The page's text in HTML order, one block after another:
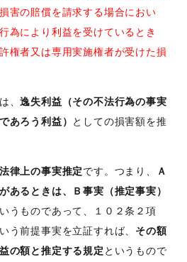
害の賠償を請求する場合におい
為により利益を受けているとき
権者又は専用実施権者が受けた損
、逸失利益（その不法行為の事実
あろう利益） としての損害額を推
法律上の事実推定です。つまり、
Ａ
あるときは、Ｂ事実（推定事実）
うものであって、１０２条２項
う前提事実を立証すれば、 その額
の額と推定する規定 というもので